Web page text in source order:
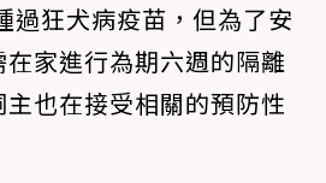
過狂犬病疫苗，但為了安
家進行為期六週的隔離
也在接受相關的預防性